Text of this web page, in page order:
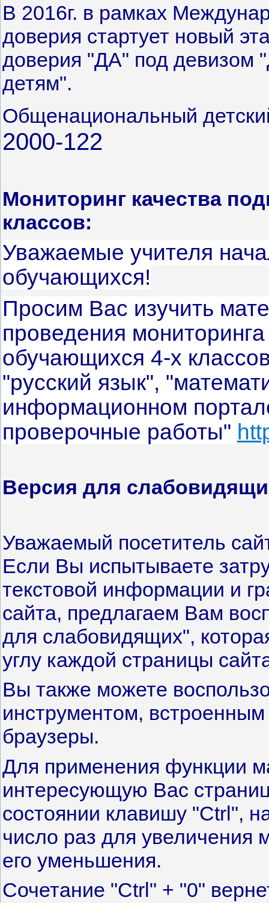
В 2016г. в рамках
доверия стартует новый
доверия "ДА" под девизом
детям".
Общенациональный
2000-122
Мониторинг качества
классов:
Уважаемые учителя
обучающихся!
Просим Вас изучить
проведения мониторинга
обучающихся 4-х
"русский язык",
информационном
проверочные работы"
Версия для
Уважаемый посетитель
Если Вы испытываете
текстовой информации и
сайта, предлагаем Вам
для слабовидящих",
углу каждой страницы
Вы также можете
инструментом,
браузеры.
Для применения функции
интересующую Вас
состоянии клавишу "Ctrl",
число раз для увеличения
его уменьшения.
Сочетание "Ctrl" + "0"